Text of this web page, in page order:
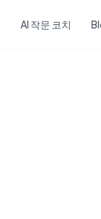
AI 작문 코치